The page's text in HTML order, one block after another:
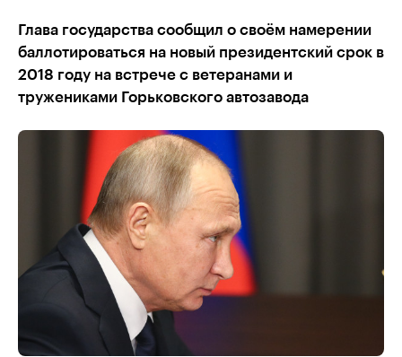
Глава государства сообщил о своём намерении
баллотироваться на новый президентский срок в
2018 году на встрече с ветеранами и
тружениками Горьковского автозавода